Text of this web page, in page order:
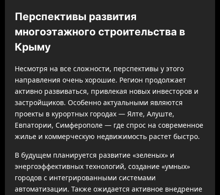
Перспективы развития
многоэтажного строительства в
Крыму
Несмотря на все сложности, перспективы у этого
направления очень хорошие. Регион продолжает
активно развиваться, привлекая новых инвесторов и
застройщиков. Особенно актуальными являются
проекты в курортных городах — Ялте, Алуште,
Евпатории, Симферополе — где спрос на современное
жилье и коммерческую недвижимость растет быстро.
В будущем планируется развитие «зеленых» и
энергоэффективных технологий, создание «умных»
городов с интегрированными системами
автоматизации. Также ожидается активное внедрение